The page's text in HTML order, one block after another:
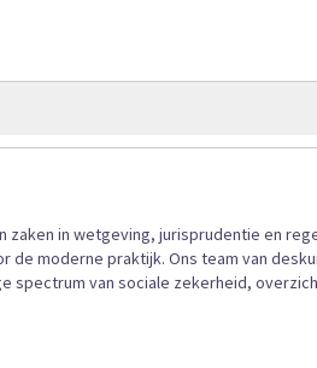
zaken in wetgeving, jurisprudentie en
moderne praktijk. Ons team van
spectrum van sociale zekerheid,